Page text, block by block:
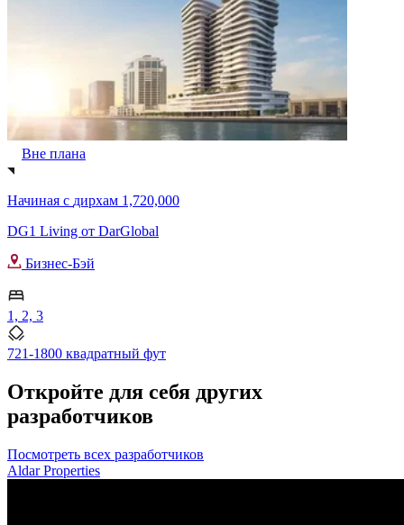
Вне плана
Начиная с дирхам 1,720,000
DG1 Living от DarGlobal
Бизнес-Бэй
1, 2, 3
721-1800 квадратный фут
Откройте для себя других
разработчиков
Посмотреть всех разработчиков
Aldar Properties